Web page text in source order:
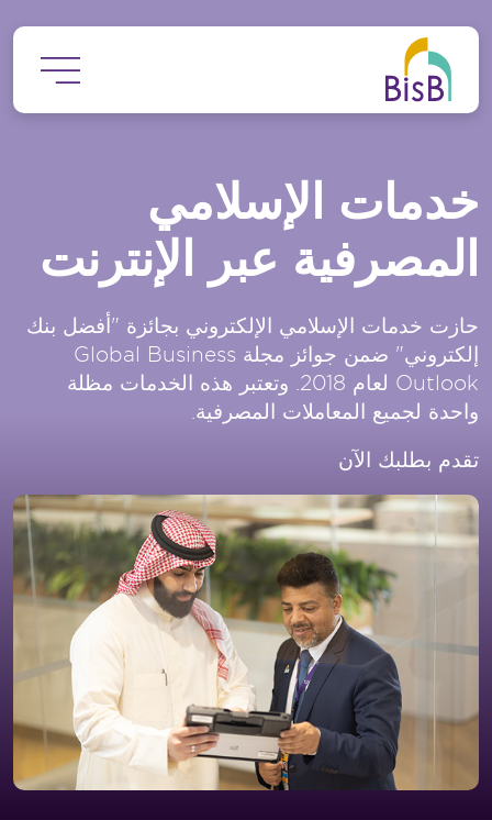
خدمات الإسلامي
المصرفية عبر الإنترنت
حازت خدمات الإسلامي الإلكتروني بجائزة "أفضل بنك
إلكتروني" ضمن جوائز مجلة Global Business
Outlook لعام 2018. وتعتبر هذه الخدمات مظلة
واحدة لجميع المعاملات المصرفية.
تقدم بطلبك الآن